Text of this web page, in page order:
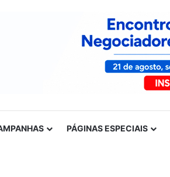
PÁGINAS ESPECIAIS